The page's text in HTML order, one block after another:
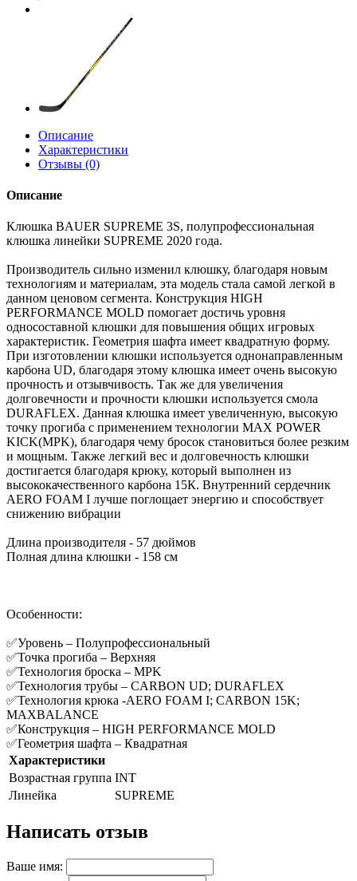
Описание
Характеристики
Отзывы (0)
Описание
Клюшка BAUER SUPREME 3S, полупрофессиональная
клюшка линейки SUPREME 2020 года.
Производитель сильно изменил клюшку, благодаря новым
технологиям и материалам, эта модель стала самой легкой в
данном ценовом сегмента. Конструкция HIGH
PERFORMANCE MOLD помогает достичь уровня
односоставной клюшки для повышения общих игровых
характеристик. Геометрия шафта имеет квадратную форму.
При изготовлении клюшки используется однонаправленным
карбона UD, благодаря этому клюшка имеет очень высокую
прочность и отзывчивость. Так же для увеличения
долговечности и прочности клюшки используется смола
DURAFLEX. Данная клюшка имеет увеличенную, высокую
точку прогиба с применением технологии MAX POWER
KICK(MPK), благодаря чему бросок становиться более резким
и мощным. Также легкий вес и долговечность клюшки
достигается благодаря крюку, который выполнен из
высококачественного карбона 15К. Внутренний сердечник
AERO FOAM I лучше поглощает энергию и способствует
снижению вибрации
Длина производителя - 57 дюймов
Полная длина клюшки - 158 см
Особенности:
✅Уровень – Полупрофессиональный
✅Точка прогиба – Верхняя
✅Технология броска – MPK
✅Технология трубы – CARBON UD; DURAFLEX
✅Технология крюка -AERO FOAM I; CARBON 15K;
MAXBALANCE
✅Конструкция – HIGH PERFORMANCE MOLD
✅Геометрия шафта – Квадратная
Характеристики
Возрастная группа INT
Линейка
SUPREME
Написать отзыв
Ваше имя: